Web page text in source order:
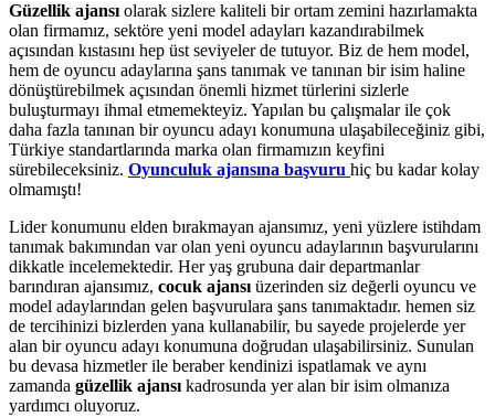
Güzellik ajansı olarak sizlere kaliteli bir ortam zemini hazırlamakta
olan firmamız, sektöre yeni model adayları kazandırabilmek
açısından kıstasını hep üst seviyeler de tutuyor. Biz de hem model,
hem de oyuncu adaylarına şans tanımak ve tanınan bir isim haline
dönüştürebilmek açısından önemli hizmet türlerini sizlerle
buluşturmayı ihmal etmemekteyiz. Yapılan bu çalışmalar ile çok
daha fazla tanınan bir oyuncu adayı konumuna ulaşabileceğiniz gibi,
Türkiye standartlarında marka olan firmamızın keyfini
sürebileceksiniz. Oyunculuk ajansına başvuru hiç bu kadar kolay
olmamıştı!
Lider konumunu elden bırakmayan ajansımız, yeni yüzlere istihdam
tanımak bakımından var olan yeni oyuncu adaylarının başvurularını
dikkatle incelemektedir. Her yaş grubuna dair departmanlar
barındıran ajansımız, cocuk ajansı üzerinden siz değerli oyuncu ve
model adaylarından gelen başvurulara şans tanımaktadır. hemen siz
de tercihinizi bizlerden yana kullanabilir, bu sayede projelerde yer
alan bir oyuncu adayı konumuna doğrudan ulaşabilirsiniz. Sunulan
bu devasa hizmetler ile beraber kendinizi ispatlamak ve aynı
zamanda güzellik ajansı kadrosunda yer alan bir isim olmanıza
yardımcı oluyoruz.